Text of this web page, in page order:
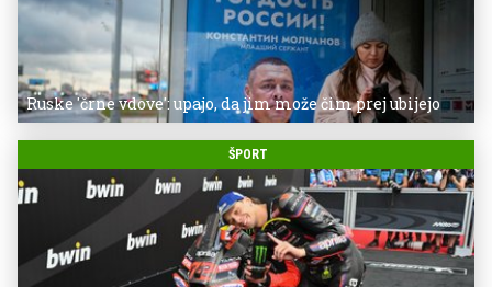
Ruske 'črne vdove': upajo, da jim može čim prej ubijejo
ŠPORT